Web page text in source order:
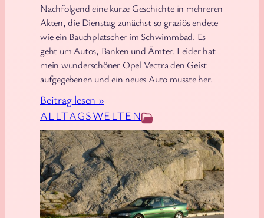
i
n
i
l
d
l
a
n
d
s
ALLTAGSWELTEN
Nachfolgend eine kurze Geschichte in mehreren
Akten, die Dienstag zunächst so graziös endete
wie ein Bauchplatscher im Schwimmbad. Es
geht um Autos, Banken und Ämter. Leider hat
mein wunderschöner Opel Vectra den Geist
aufgegebenen und ein neues Auto musste her.
Beitrag lesen »:
W
i
e
d
e
r
e